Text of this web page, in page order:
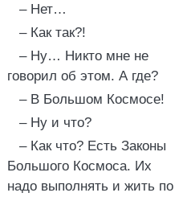
– Нет…
– Как так?!
– Ну… Никто мне не
говорил об этом. А где?
– В Большом Космосе!
– Ну и что?
– Как что? Есть Законы
Большого Космоса. Их
надо выполнять и жить по